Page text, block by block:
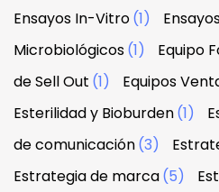
Ensayos In-Vitro(1)
Microbiológicos(1) Equipo
de Sell Out (1) Equipos
Esterilidad y Bioburden(1)
de comunicación(3)
Estrategia de marca(5)